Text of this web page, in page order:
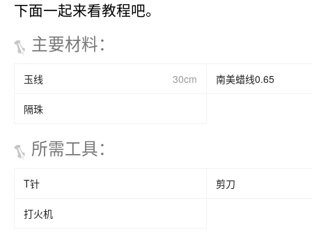
下面一起来看教程吧。
主要材料：
玉线 30cm 南美蜡线0.65
隔珠
所需工具：
T针 剪刀
打火机